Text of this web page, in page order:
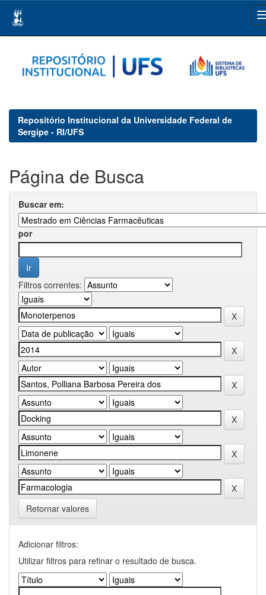
navigation
Repositório Institucional da Universidade Federal de
Sergipe - RI/UFS
Página de Busca
Buscar em:
por
Filtros correntes:
Retornar valores
Adicionar filtros:
Utilizar filtros para refinar o resultado de busca.